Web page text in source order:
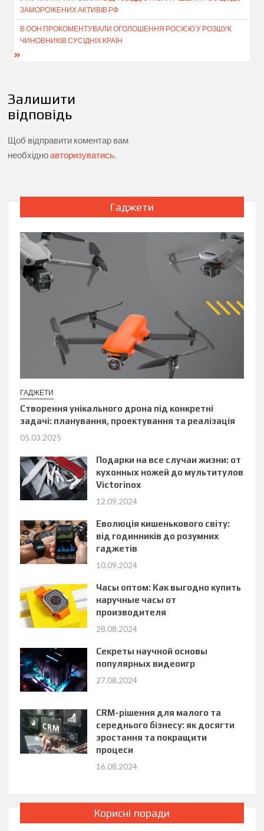
записів
ЗАМОРОЖЕНИХ АКТИВІВ РФ
В ООН ПРОКОМЕНТУВАЛИ ОГОЛОШЕННЯ РОСІЄЮ У РОЗШУК
ЧИНОВНИКІВ СУСІДНІХ КРАЇН
Залишити
відповідь
Щоб відправити коментар вам
необхідноавторизуватись.
Гаджети
ГАДЖЕТИ
Створення унікального дрона під конкретні
задачі: планування, проектування та реалізація
05.03.2025
Подарки на все случаи жизни: от
кухонных ножей до мультитулов
Victorinox
12.09.2024
Еволюція кишенькового світу:
від годинників до розумних
гаджетів
10.09.2024
Часы оптом: Как выгодно купить
наручные часы от
производителя
28.08.2024
Секреты научной основы
популярных видеоигр
27.08.2024
CRM-рішення для малого та
середнього бізнесу: як досягти
зростання та покращити
процеси
16.08.2024
Корисні поради